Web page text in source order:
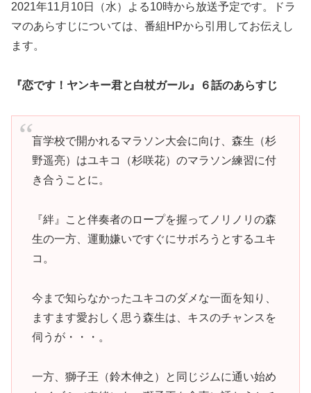
2021年11月10日（水）よる10時から放送予定です。ドラ
マのあらすじについては、番組HPから引用してお伝えし
ます。
『恋です！ヤンキー君と白杖ガール』６話のあらすじ
盲学校で開かれるマラソン大会に向け、森生（杉
野遥亮）はユキコ（杉咲花）のマラソン練習に付
き合うことに。
『絆』こと伴奏者のロープを握ってノリノリの森
生の一方、運動嫌いですぐにサボろうとするユキ
コ。
今まで知らなかったユキコのダメな一面を知り、
ますます愛おしく思う森生は、キスのチャンスを
伺うが・・・。
一方、獅子王（鈴木伸之）と同じジムに通い始め